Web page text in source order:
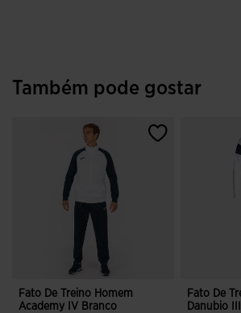
Também pode gostar
Fato De Treino Homem
Academy IV Branco
Fato De
Danubio